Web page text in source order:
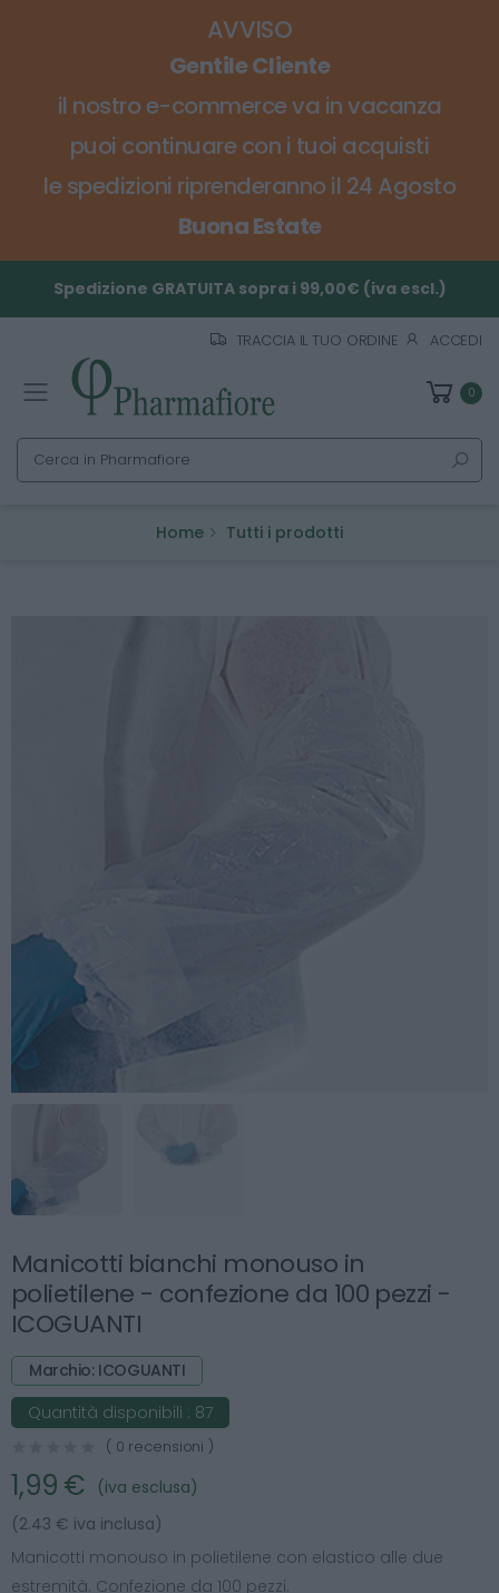
AVVISO
Gentile Cliente
il nostro e-commerce va in vacanza
puoi continuare con i tuoi acquisti
le spedizioni riprenderanno il 24 Agosto
Buona Estate
Spedizione GRATUITA sopra i 99,00€ (iva escl.)
TRACCIA IL TUO ORDINE ACCEDI
Toggle mobile menu 0
Cerca
Home Tutti i prodotti
Manicotti bianchi monouso in
polietilene - confezione da 100 pezzi -
ICOGUANTI
Marchio: ICOGUANTI
Quantità disponibili : 87
( 0 recensioni )
1,99 €
(iva esclusa)
(2.43 € iva inclusa)
Manicotti monouso in polietilene con elastico alle due
estremità. Confezione da 100 pezzi.